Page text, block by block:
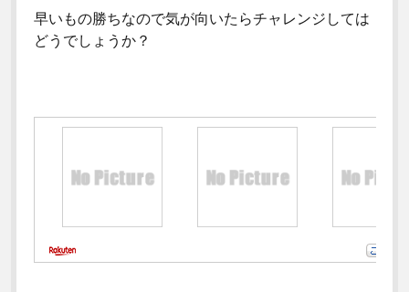
早いもの勝ちなので気が向いたらチャレンジしては
どうでしょうか？